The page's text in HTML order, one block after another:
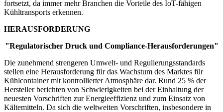
fortsetzt, da immer mehr Branchen die Vorteile des IoT-fähigen
Kühltransports erkennen.
HERAUSFORDERUNG
"Regulatorischer Druck und Compliance-Herausforderungen"
Die zunehmend strengeren Umwelt- und Regulierungsstandards
stellen eine Herausforderung für das Wachstum des Marktes für
Kühlcontainer mit kontrollierter Atmosphäre dar. Rund 25 % der
Hersteller berichten von Schwierigkeiten bei der Einhaltung der
neuesten Vorschriften zur Energieeffizienz und zum Einsatz von
Kältemitteln. Da sich die weltweiten Vorschriften, insbesondere in